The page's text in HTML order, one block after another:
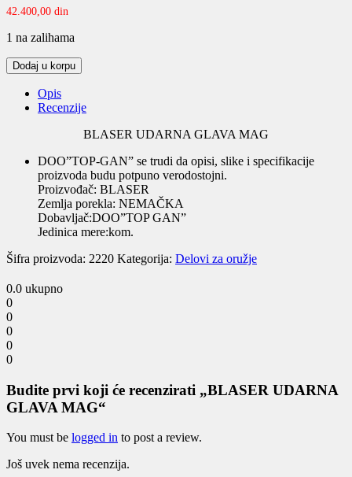
42.400,00 din
1 na zalihama
BLASER
UDARNA
GLAVA
MAG
Dodaj u korpu
Opis
Recenzije
BLASER UDARNA GLAVA MAG
DOO”TOP-GAN” se trudi da opisi, slike i specifikacije
proizvoda budu potpuno verodostojni.
Proizvođač: BLASER
Zemlja porekla: NEMAČKA
Dobavljač:DOO”TOP GAN”
Jedinica mere:kom.
Šifra proizvoda: 2220 Kategorija: Delovi za oružje
0.0 ukupno
0
0
0
0
0
Budite prvi koji će recenzirati „BLASER UDARNA
GLAVA MAG“
You must be logged in to post a review.
Još uvek nema recenzija.